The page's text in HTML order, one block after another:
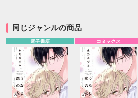
同じジャンルの商品
電子書籍 コミックス